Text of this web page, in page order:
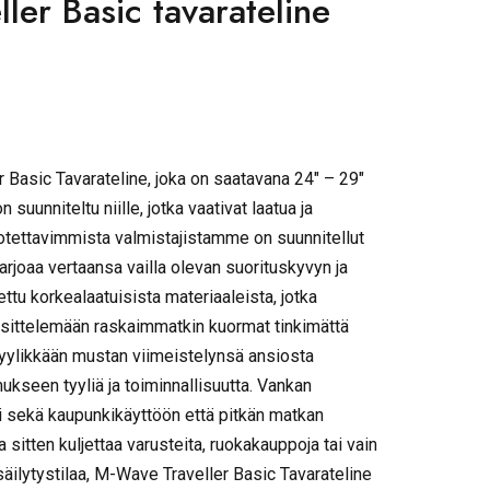
Basic tavarateline
Tavarateline, joka on saatavana 24″ – 29″
suunniteltu niille, jotka vaativat laatua ja
valmistajistamme on suunnitellut
vertaansa vailla olevan suorituskyvyn ja
korkealaatuisista materiaaleista, jotka
raskaimmatkin kuormat tinkimättä
mustan viimeistelynsä ansiosta
tyyliä ja toiminnallisuutta. Vankan
kaupunkikäyttöön että pitkän matkan
kuljettaa varusteita, ruokakauppoja tai vain
M-Wave Traveller Basic Tavarateline